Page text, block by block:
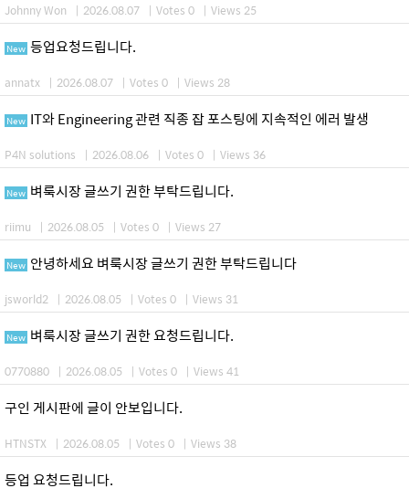
Johnny Won | 2026.08.07 | Votes 0 | Views 25
New 등업요청드립니다.
annatx | 2026.08.07 | Votes 0 | Views 28
New IT와 Engineering 관련 직종 잡 포스팅에 지속적인 에러 발생
P4N solutions | 2026.08.06 | Votes 0 | Views 36
New 벼룩시장 글쓰기 권한 부탁드립니다.
riimu | 2026.08.05 | Votes 0 | Views 27
New 안녕하세요 벼룩시장 글쓰기 권한 부탁드립니다
jsworld2 | 2026.08.05 | Votes 0 | Views 31
New 벼룩시장 글쓰기 권한 요청드립니다.
0770880 | 2026.08.05 | Votes 0 | Views 41
구인 게시판에 글이 안보입니다.
HTNSTX | 2026.08.05 | Votes 0 | Views 38
등업 요청드립니다.